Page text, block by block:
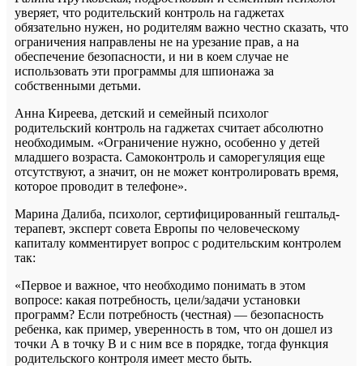
уверяет, что родительский контроль на гаджетах
обязательно нужен, но родителям важно честно сказать, что
ограничения направлены не на урезание прав, а на
обеспечение безопасности, и ни в коем случае не
использовать эти программы для шпионажа за
собственными детьми.
Анна Киреева, детский и семейный психолог
родительский контроль на гаджетах считает абсолютно
необходимым. «Ограничение нужно, особенно у детей
младшего возраста. Самоконтроль и саморегуляция еще
отсутствуют, а значит, он не может контролировать время,
которое проводит в телефоне».
Марина Далиба, психолог, сертифицированный гештальд-
терапевт, эксперт совета Европы по человеческому
капиталу комментирует вопрос с родительским контролем
так:
«Первое и важное, что необходимо понимать в этом
вопросе: какая потребность, цели/задачи установки
программ? Если потребность (честная) — безопасность
ребенка, как пример, уверенность в том, что он дошел из
точки А в точку B и с ним все в порядке, тогда функция
родительского контроля имеет место быть.